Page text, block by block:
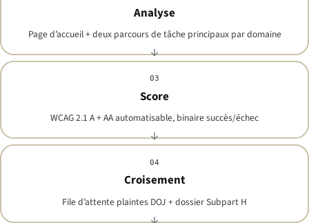
Analyse
Page d’accueil + deux parcours de tâche principaux par domaine
03
Score
WCAG 2.1 A + AA automatisable, binaire succès/échec
04
Croisement
File d’attente plaintes DOJ + dossier Subpart H